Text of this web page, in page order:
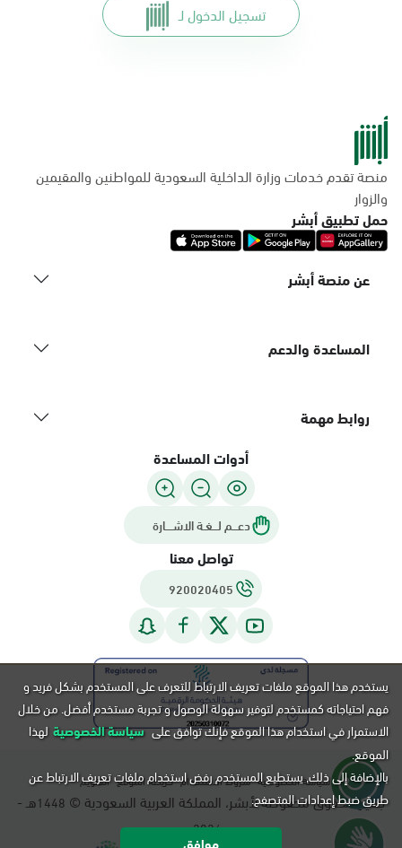
تسجيل الدخول لـ
منصة تقدم خدمات وزارة الداخلية السعودية للمواطنين والمقيمين
والزوار
حمل تطبيق أبشر
عن منصة أبشر
المساعدة والدعم
روابط مهمة
أدوات المساعدة
دعـــم لـــغـة الاشــــارة
تواصل معنا
920020405
سياسة الخصوصية شروط الاستخدام خريطة الموقع التقويم
جميع الحقوق محفوظة لأبشر، المملكة العربية السعودية © 1448هـ -
2026م.
يستخدم هذا الموقع ملفات تعريف الارتباط للتعرف على المستخدم بشكل فريد و
فهم احتياجاته كمستخدم لتوفير سهولة الوصول و تجربة مستخدم أفضل. من خلال
الاستمرار في استخدام هذا الموقع فإنك توافق على سياسة الخصوصية لهذا
الموقع.
بالإضافة إلى ذلك, يستطيع المستخدم رفض استخدام ملفات تعريف الارتباط عن
طريق ضبط إعدادات المتصفح.
موافق